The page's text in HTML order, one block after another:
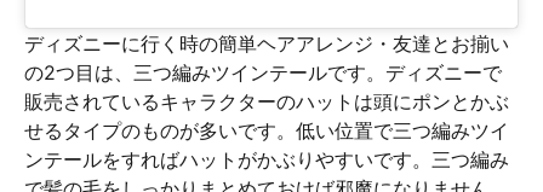
ディズニーに行く時の簡単ヘアアレンジ・友達とお揃い
の2つ目は、三つ編みツインテールです。ディズニーで
販売されているキャラクターのハットは頭にポンとかぶ
せるタイプのものが多いです。低い位置で三つ編みツイ
ンテールをすればハットがかぶりやすいです。三つ編み